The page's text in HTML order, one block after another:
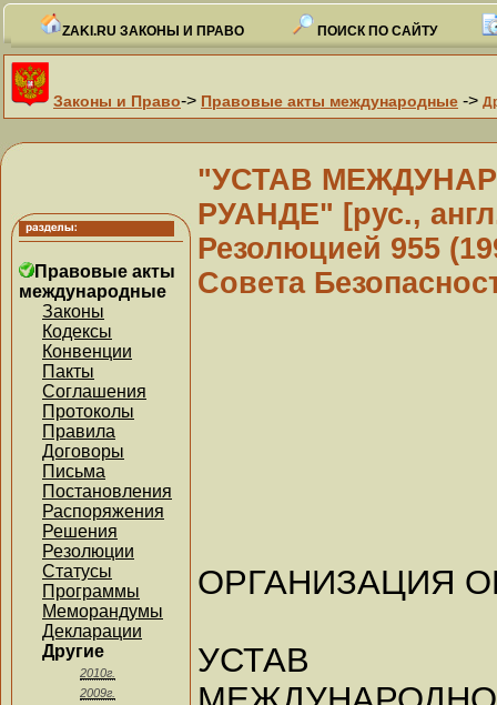
ZAKI.RU ЗАКОНЫ И ПРАВО ПОИСК ПО САЙТУ
Законы и Право-> Правовые акты международные ->
Правовые акты
международные
Законы
Кодексы
Конвенции
Пакты
Соглашения
Протоколы
Правила
Договоры
Письма
Постановления
Распоряжения
Решения
Резолюции
Статусы
Программы
Меморандумы
Декларации
Другие
2010г.
2009г.
"УСТАВ
РУАНДЕ" [рус.,
Резолюцией 955
Совета
ОРГАНИЗАЦИЯ
УСТАВ